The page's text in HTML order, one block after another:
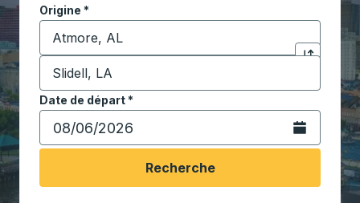
Origine *
Commencez à saisir la ville d'origine pour ouvrir
Cliquez
Destination *
Commencez à saisir la ville de destination pour
Date de départ*
Tapez la date au format date Barre oblique du mois à
Ouvrez le
Recherche